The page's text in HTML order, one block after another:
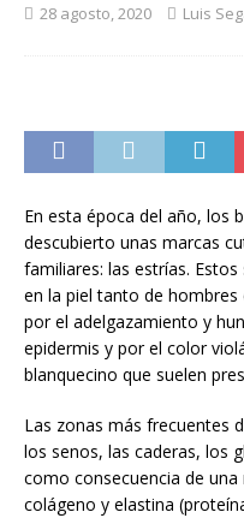
28 agosto, 2020 Luis
En esta época del año, los
descubierto unas marcas
familiares: las estrías.
en la piel tanto de
por el adelgazamiento y
epidermis y por el color
blanquecino que suelen
Las zonas más frecuentes
los senos, las caderas, los
como consecuencia de
colágeno y elastina